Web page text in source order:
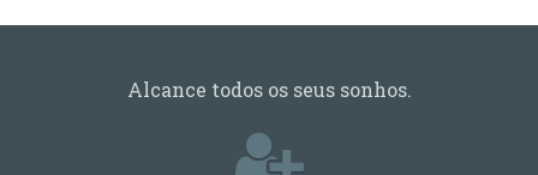
Alcance todos os seus sonhos.